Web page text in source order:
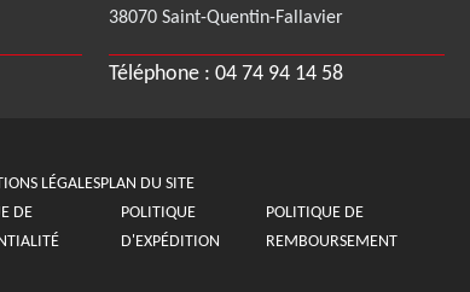
38070 Saint-Quentin-Fallavier
Téléphone : 04 74 94 14 58
LÉGALESPLAN DU SITE
DE
POLITIQUE
D'EXPÉDITION
POLITIQUE DE
REMBOURSEMENT